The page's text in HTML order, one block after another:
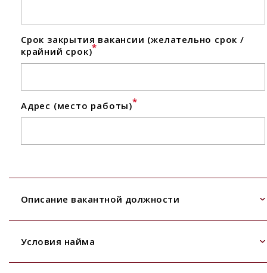
Срок закрытия вакансии (желательно срок /
крайний срок)*
Адрес (место работы)*
Описание вакантной должности
Условия найма